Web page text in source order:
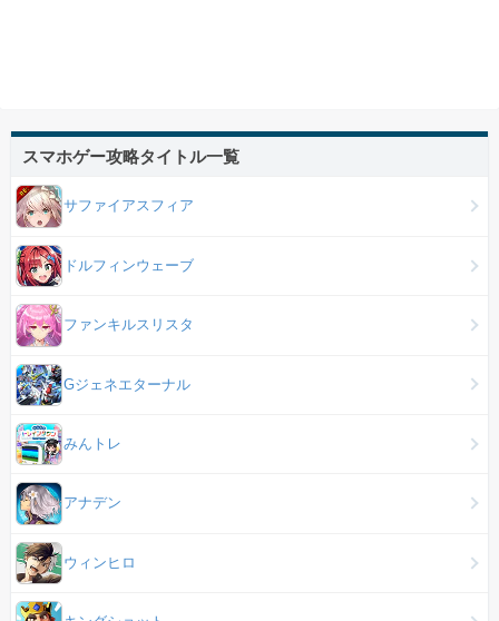
スマホゲー攻略タイトル一覧
サファイアスフィア
ドルフィンウェーブ
ファンキルスリスタ
Gジェネエターナル
みんトレ
アナデン
ウィンヒロ